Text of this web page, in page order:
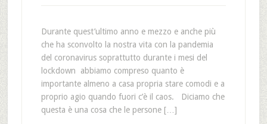
Durante quest’ultimo anno e mezzo e anche più
che ha sconvolto la nostra vita con la pandemia
del coronavirus soprattutto durante i mesi del
lockdown abbiamo compreso quanto è
importante almeno a casa propria stare comodi e a
proprio agio quando fuori c’è il caos. Diciamo che
questa è una cosa che le persone […]